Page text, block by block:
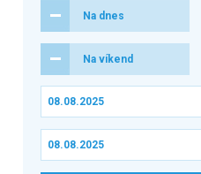
Na dnes
Na víkend